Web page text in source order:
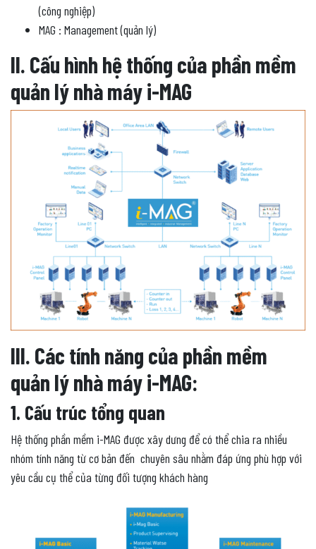
(công nghiệp)
MAG : Management (quản lý)
II. Cấu hình hệ thống của phần mềm
quản lý nhà máy i-MAG
III. Các tính năng của phần mềm
quản lý nhà máy i-MAG:
1. Cấu trúc tổng quan
Hệ thống phần mềm i-MAG được xây dưng để có thể chia ra nhiều
nhóm tính năng từ cơ bản đến chuyên sâu nhằm đáp ứng phù hợp với
yêu cầu cụ thể của từng đối tượng khách hàng